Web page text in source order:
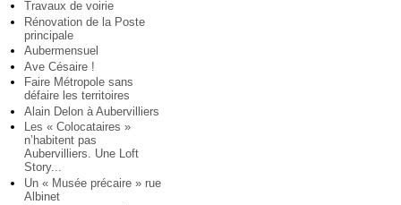
Travaux de voirie
Rénovation de la Poste
principale
Aubermensuel
Ave Césaire !
Faire Métropole sans
défaire les territoires
Alain Delon à Aubervilliers
Les « Colocataires »
n’habitent pas
Aubervilliers. Une Loft
Story...
Un « Musée précaire » rue
Albinet